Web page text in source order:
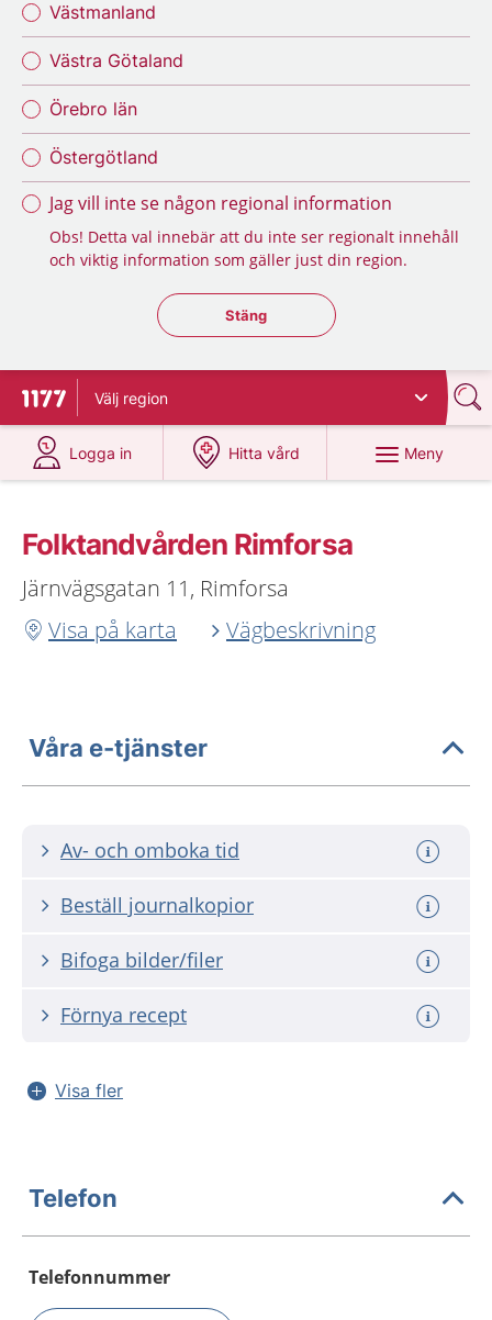
Västmanland
Västra Götaland
Örebro län
Östergötland
Jag vill inte se någon regional information
Obs! Detta val innebär att du inte ser regionalt innehåll
och viktig information som gäller just din region.
Stäng regionsväljaren
Stäng
Till startsidan för 1177
Välj region
Logga in
på 1177.se
Hitta vård
på 1177.se
Meny
Folktandvården Rimforsa
Järnvägsgatan 11, Rimforsa
Visa på karta
Vägbeskrivning
Våra e-tjänster
Av- och omboka tid
Beställ journalkopior
Bifoga bilder/filer
Förnya recept
Visa fler
Telefon
Telefonnummer